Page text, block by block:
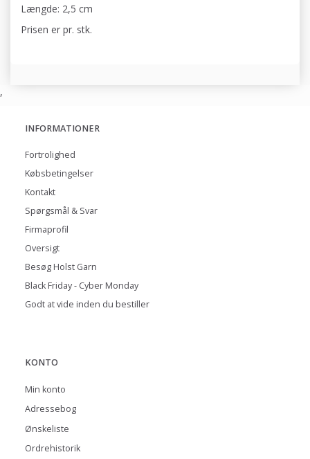
Længde: 2,5 cm
Prisen er pr. stk.
,
INFORMATIONER
Fortrolighed
Købsbetingelser
Kontakt
Spørgsmål & Svar
Firmaprofil
Oversigt
Besøg Holst Garn
Black Friday - Cyber Monday
Godt at vide inden du bestiller
KONTO
Min konto
Adressebog
Ønskeliste
Ordrehistorik